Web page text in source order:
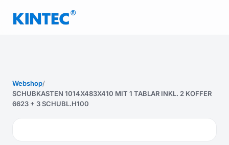
Webshop/
SCHUBKASTEN 1014X483X410 MIT 1 TABLAR INKL. 2 KOFFER
6623 + 3 SCHUBL.H100